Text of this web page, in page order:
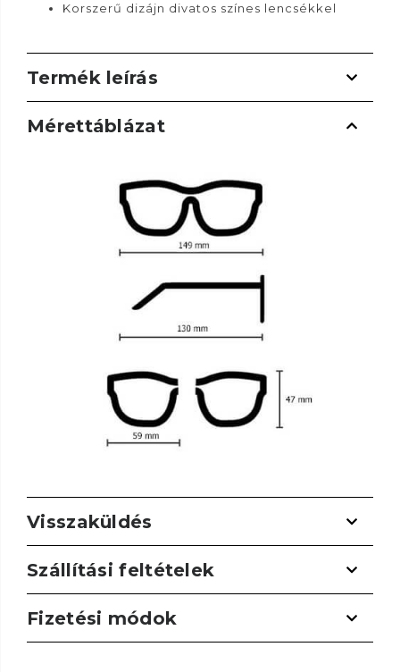
Korszerű dizájn divatos színes lencsékkel
Termék leírás
Mérettáblázat
Visszaküldés
Szállítási feltételek
Fizetési módok